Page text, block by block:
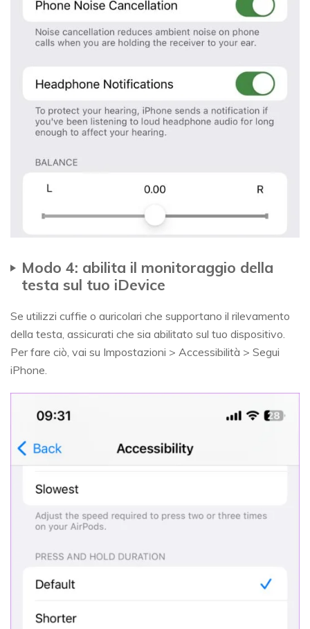
Modo 4: abilita il monitoraggio della
testa sul tuo iDevice
Se utilizzi cuffie o auricolari che supportano il rilevamento
della testa, assicurati che sia abilitato sul tuo dispositivo.
Per fare ciò, vai su Impostazioni > Accessibilità > Segui
iPhone.